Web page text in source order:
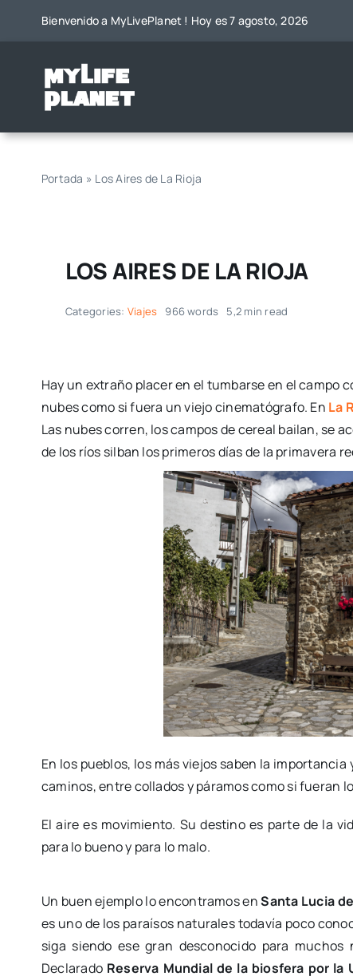
Bienvenido a MyLivePlanet ! Hoy es 7 agosto, 2026
Portada » Los Aires de La Rioja
LOS AIRES DE LA RIOJA
Categories: Viajes 966 words 5,2 min read
Hay un extraño placer en el tumbarse en el campo
nubes como si fuera un viejo cinematógrafo. En La
Las nubes corren, los campos de cereal bailan, se
de los ríos silban los primeros días de la primavera
En los pueblos, los más viejos saben la
caminos, entre collados y páramos como si fueran
El aire es movimiento. Su destino es parte de la
para lo bueno y para lo malo.
Un buen ejemplo lo encontramos enSanta Lucia
es uno de los paraísos naturales todavía poco
siga siendo ese gran desconocido para
Declarado Reserva Mundial de la biosfera por la